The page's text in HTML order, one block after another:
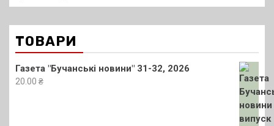
ТОВАРИ
Газета "Бучанські новини" 31-32, 2026
20.00 ₴